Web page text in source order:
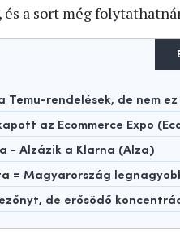
és a sort még
Temu-rendelések, de nem
az Ecommerce Expo
- Alzázik a Klarna (Alza)
= Magyarország
de erősödő